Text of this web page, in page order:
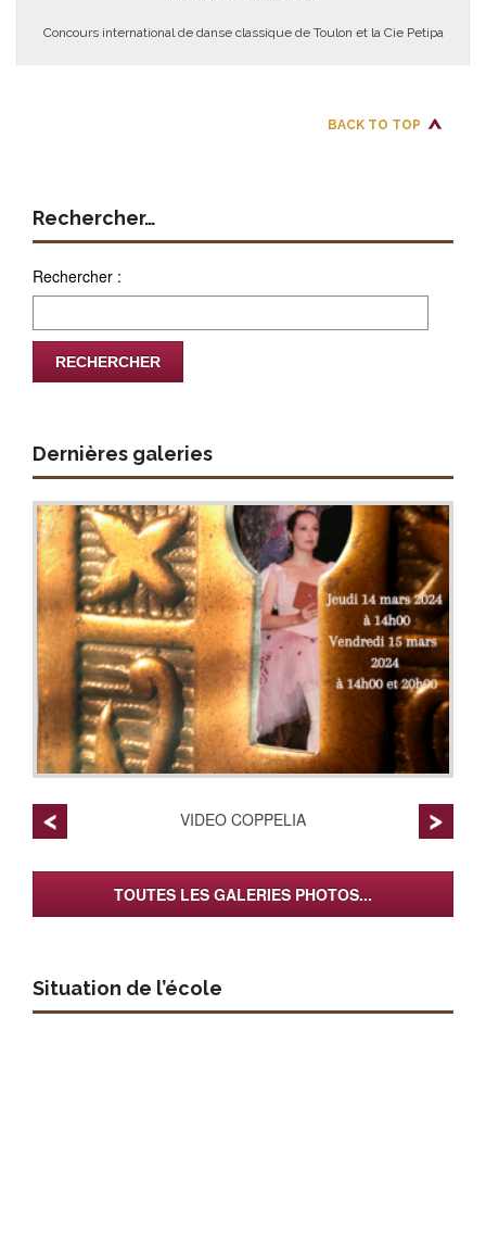
Concours international de danse classique de Toulon et la Cie Petipa
BACK TO TOP
Rechercher…
Rechercher :
Dernières galeries
VIDEO COPPELIA
TOUTES LES GALERIES PHOTOS...
Situation de l’école